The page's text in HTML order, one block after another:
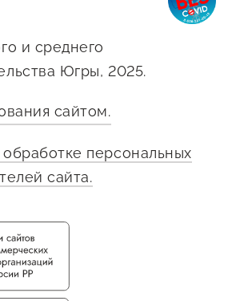
и среднего
Югры, 2025.
сайтом.
персональных
сайта.